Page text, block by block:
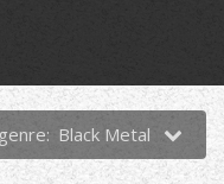
Black Metal